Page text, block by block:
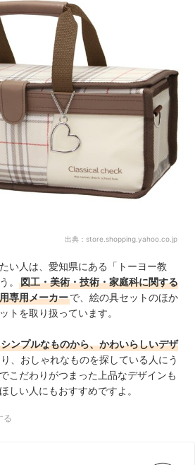
出典： store.shopping.yahoo.co.jp
い人は、愛知県にある「トーヨー教
。
図工・美術・技術・家庭科に関する
専用メーカーで、絵の具セットのほか
トを取り扱っています。
シンプルなものから、かわいらしいデザ
、おしゃれなものを探している人にう
こだわりがつまった上品なデザインも
しい人にもおすすめですよ。
る